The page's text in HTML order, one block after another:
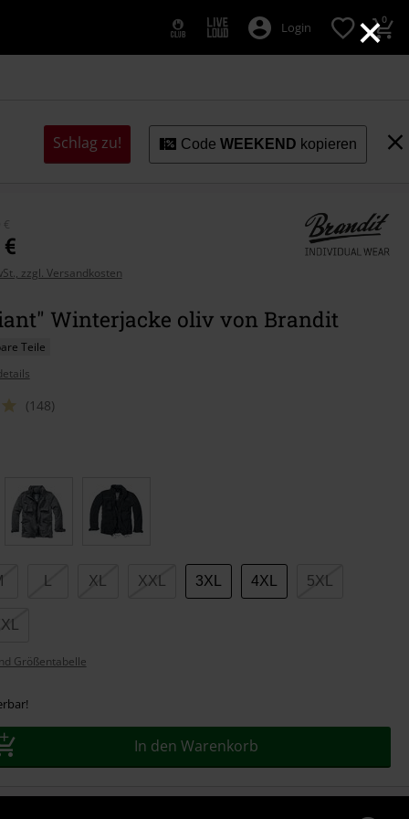
×
Login 0
Schlag zu! CodeWEEKEND kopieren
€
zzgl. Versandkosten
Winterjacke oliv von Brandit
Teile
(148)
XL XXL 3XL 4XL 5XL
Größentabelle
In den Warenkorb